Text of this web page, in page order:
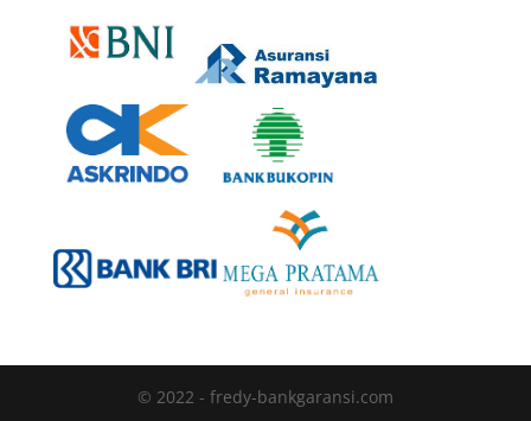
© 2022 - fredy-bankgaransi.com